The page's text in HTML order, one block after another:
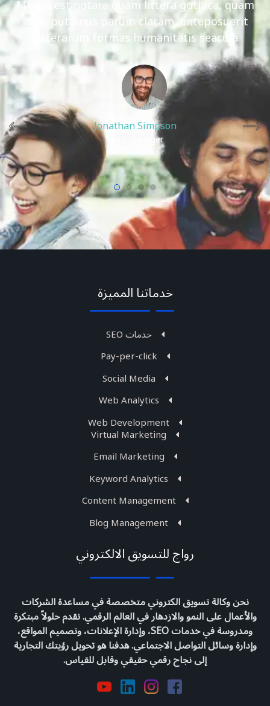
Mirum est notare quam littera gothica, quam
nunc putamus parum claram, anteposuerit
litterarum formas humanitatis seacula.
Jonathan Simpson
Lead Manager
رواج للتسويق الالكتروني
نحن وكالة تسويق الكتروني متخصصة في مساعدة الشركات
والأعمال على النمو والازدهار في العالم الرقمي. نقدم حلولاً مبتكرة
ومدروسة في خدمات SEO، وإدارة الإعلانات، وتصميم المواقع،
وإدارة وسائل التواصل الاجتماعي. هدفنا هو تحويل رؤيتك التجارية
إلى نجاح رقمي حقيقي وقابل للقياس.
خدماتنا المميزة
خدمات SEO
Pay-per-click
Social Media
Web Analytics
Web Development
Virtual Marketing
Email Marketing
Keyword Analytics
Content Management
Blog Management